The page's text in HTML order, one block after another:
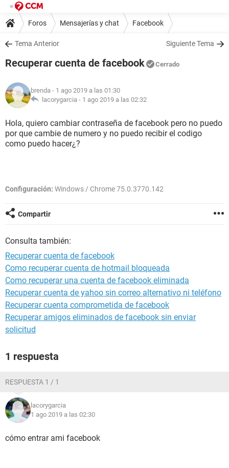
Foros Mensajerías y chat Facebook
Tema Anterior Siguiente Tema
Recuperar cuenta de facebook Cerrado
brenda - 1 ago 2019 a las 01:30
lacorygarcia - 1 ago 2019 a las 02:32
Hola, quiero cambiar contraseña de facebook pero no puedo
por que cambie de numero y no puedo recibir el codigo
como puedo hacer¿?
Configuración: Windows / Chrome 75.0.3770.142
Compartir
Consulta también:
Recuperar cuenta de facebook
Como recuperar cuenta de hotmail bloqueada
Como recuperar una cuenta de facebook eliminada
Recuperar cuenta de yahoo sin correo alternativo ni teléfono
Recuperar cuenta comprometida de facebook
Recuperar amigos eliminados de facebook sin enviar
solicitud
1 respuesta
RESPUESTA 1 / 1
lacorygarcia
1 ago 2019 a las 02:30
cómo entrar ami facebook